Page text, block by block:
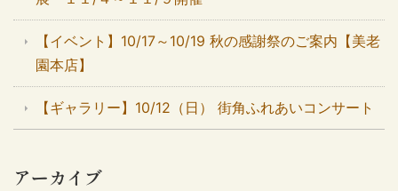
【イベント】10/17～10/19 秋の感謝祭のご案内【美老
園本店】
【ギャラリー】10/12（日） 街角ふれあいコンサート
アーカイブ